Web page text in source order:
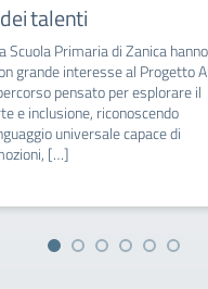
talenti
Scuola Primaria di Zanica hanno
grande interesse al Progetto
pensato per esplorare il
e inclusione, riconoscendo
universale capace di
[…]